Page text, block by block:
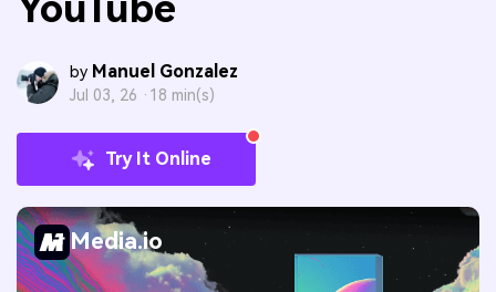
by Manuel Gonzalez
Jul 03, 26 · 18 min(s)
Try It Online
Media.io